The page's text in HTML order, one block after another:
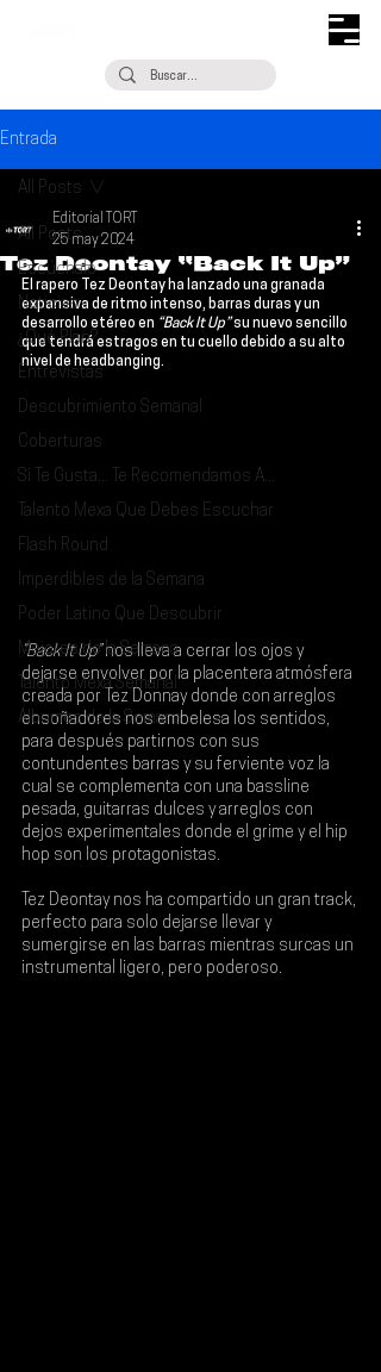
Entrada
All Posts
Escúchalo
Noticias
¿Qué Plan?
Entrevistas
Descubrimiento Semanal
Coberturas
Si Te Gusta... Te Recomendamos A...
Talento Mexa Que Debes Escuchar
Flash Round
Imperdibles de la Semana
Poder Latino Que Descubrir
Mejores de la Semana
Talento Mexa Semanal
Álbumes de la Semana
All Posts
Tez Deontay “Back It Up”
Editorial TORT
25 may 2024
El rapero Tez Deontay ha lanzado una granada
expansiva de ritmo intenso, barras duras y un
desarrollo etéreo en “Back It Up” su nuevo sencillo
que tendrá estragos en tu cuello debido a su alto
nivel de headbanging.
“Back It Up” nos lleva a cerrar los ojos y
dejarse envolver por la placentera atmósfera
creada por
Tez Donnay donde con arreglos
ensoñadores nos embelesa los sentidos,
para después partirnos con sus
contundentes barras y su ferviente voz la
cual se complementa con una bassline
pesada, guitarras dulces y arreglos con
dejos experimentales donde el grime y el hip
hop son los protagonistas.
Tez Deontay nos ha compartido un gran track,
perfecto para solo dejarse llevar y
sumergirse en las barras mientras surcas un
instrumental ligero, pero poderoso.